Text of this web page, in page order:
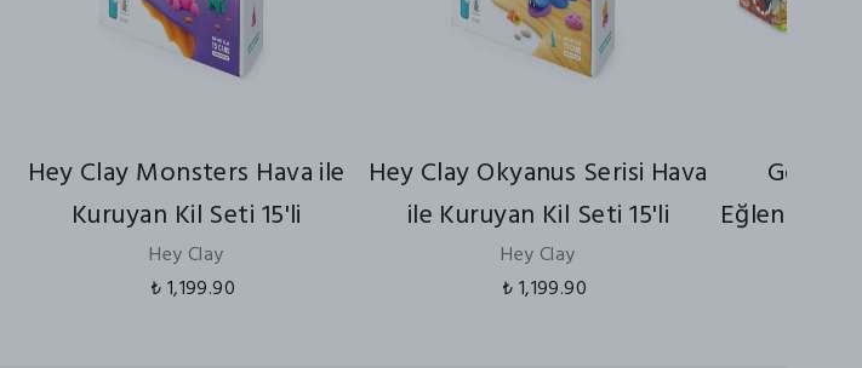
Hey Clay Monsters Hava ile
Kuruyan Kil Seti 15'li
Hey Clay
₺ 1,199.90
Hey Clay Okyanus Serisi Hava
ile Kuruyan Kil Seti 15'li
Hey Clay
₺ 1,199.90
Goliath
Eğlenceli